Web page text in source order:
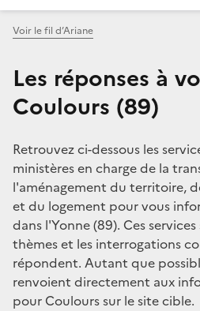
Voir le fil d’Ariane
Les réponses à
Coulours (89)
Retrouvez ci-dessous les
ministères en charge de la
l'aménagement du territoire,
et du logement pour vous
dans l'Yonne (89). Ces
thèmes et les interrogations
répondent. Autant que
renvoient directement aux
pour Coulours sur le site cible.